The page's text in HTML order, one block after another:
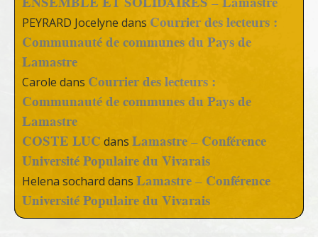
PEYRARD Jocelyne dans Courrier des lecteurs :
Communauté de communes du Pays de
Lamastre
Carole dans Courrier des lecteurs :
Communauté de communes du Pays de
Lamastre
COSTE LUC dans Lamastre – Conférence
Université Populaire du Vivarais
Helena sochard dans Lamastre – Conférence
Université Populaire du Vivarais